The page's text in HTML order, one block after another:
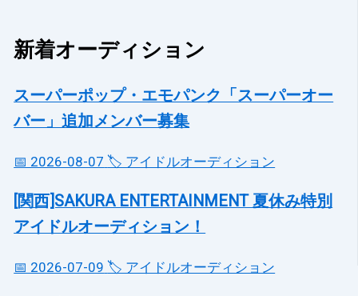
新着オーディション
スーパーポップ・エモパンク「スーパーオー
バー」追加メンバー募集
📅 2026-08-07 🏷️ アイドルオーディション
[関西]SAKURA ENTERTAINMENT 夏休み特別
アイドルオーディション！
📅 2026-07-09 🏷️ アイドルオーディション